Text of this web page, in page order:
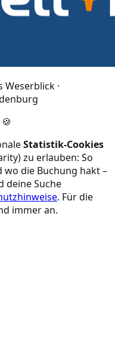
Weserblick ·
Statistik-Cookies
zu erlauben: So
die Buchung hakt –
deine Suche
. Für die
immer an.